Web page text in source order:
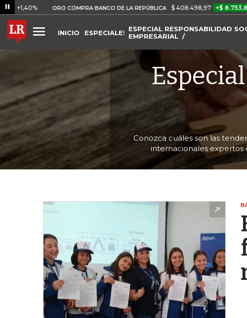
ORO COMPRA BANCO DE LA REPÚBLICA $ 408.498,97 +$ 8.753,81
INICIO ESPECIALES ESPECIAL RESPONSABILIDAD
EMPRESARIAL
Conozca cuáles son las
internacionales expertos